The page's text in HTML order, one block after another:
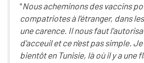
"Nous acheminons des vaccins
compatriotes à l'étranger, dans
une carence. Il nous faut
d'acceuil et ce n'est pas simple.
bientôt en Tunisie, là où il y a une